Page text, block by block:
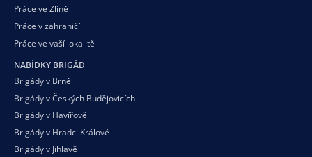
Práce ve Zlíně
Práce v zahraničí
Práce ve vaší lokalitě
NABÍDKY BRIGÁD
Brigády v Brně
Brigády v Českých Budějovicích
Brigády v Havířově
Brigády v Hradci Králové
Brigády v Jihlavě